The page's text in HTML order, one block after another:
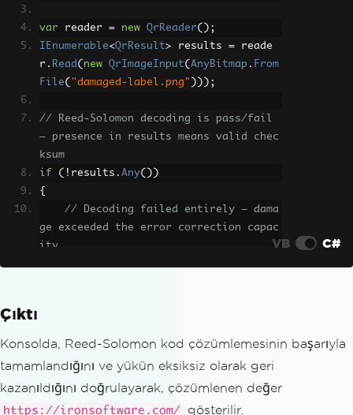
var reader = new QrReader();
IEnumerable<QrResult> results = reade
r . Read ( new QrImageInput( AnyBitmap . From
File( "damaged-label.png" )));
// Reed-Solomon decoding is pass/fail
— presence in results means valid chec
ksum
if
(! results . Any())
{
// Decoding failed entirely — dama
ge exceeded the error correction capac
ity
return
foreach (QrResult result in results)
{
VB C#
Çıktı
Konsolda, Reed-Solomon kod çözümlemesinin başarıyla
tamamlandığını ve yükün eksiksiz olarak geri
kazanıldığını doğrulayarak, çözümlenen değer
https://ironsoftware.com/ gösterilir.